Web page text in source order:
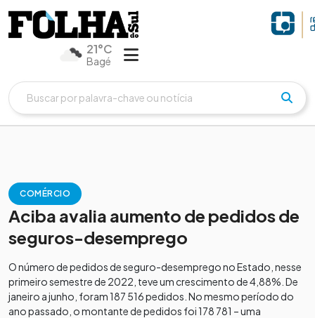
21°C
Bagé
COMÉRCIO
Aciba avalia aumento de pedidos de
seguros-desemprego
O número de pedidos de seguro-desemprego no Estado, nesse
primeiro semestre de 2022, teve um crescimento de 4,88%. De
janeiro a junho, foram 187 516 pedidos. No mesmo período do
ano passado, o montante de pedidos foi 178 781 – uma